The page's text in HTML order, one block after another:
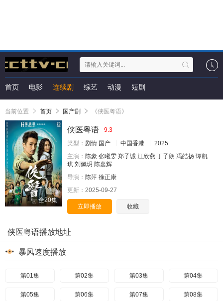
首页 电影 连续剧 综艺 动漫 短剧
当前位置 首页 国产剧 《侠医粤语》
全20集
侠医粤语
9.3
类型： 剧情 国产 中国香港
2025
主演： 陈豪 张曦雯 郑子诚 江欣燕 丁子朗 冯皓扬 谭凯
琪 刘佩玥 陈嘉辉
导演： 陈萍 徐正康
更新： 2025-09-27
立即播放 收藏
侠医粤语播放地址
暴风速度播放
第01集 第02集 第03集 第04集
第05集 第06集 第07集 第08集